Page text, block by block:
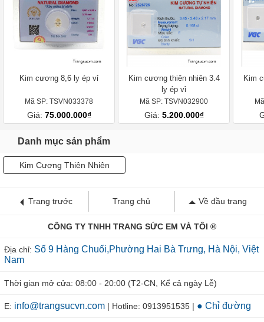
Kim cương 8,6 ly ép vỉ
Mã SP: TSVN033378
Giá: 75.000.000₫
Kim cương thiên nhiên 3.4
ly ép vỉ
Mã SP: TSVN032900
Giá: 5.200.000₫
Kim
Danh mục sản phẩm
Kim Cương Thiên Nhiên
Trang trước Trang chủ Về đầu trang
CÔNG TY TNHH TRANG SỨC EM VÀ TÔI ®
Địa chỉ: Số 9 Hàng Chuối,Phường Hai Bà Trưng, Hà Nội, Việt
Nam
Thời gian mở cửa: 08:00 - 20:00 (T2-CN, Kể cả ngày Lễ)
E: info@trangsucvn.com | Hotline: 0913951535 | ● Chỉ đường